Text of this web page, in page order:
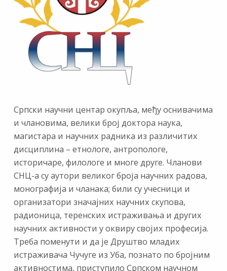
Српски научни центар окупља, међу оснивачима
и члановима, велики број доктора наука,
магистара и научних радника из различитих
дисциплина – етнологе, антропологе,
историчаре, филологе и многе друге. Чланови
СНЦ-а су аутори великог броја научних радова,
монографија и чланака; били су учесници и
организатори значајних научних скупова,
радионица, теренских истраживања и других
научних активности у оквиру својих професија.
Треба поменути и да је Друштво младих
истраживача Чучуге из Уба, познато по бројним
активностима, приступило Српском научном